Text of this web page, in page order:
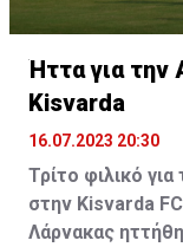
Ήττα για την
Kisvarda
16.07.2023 20:30
Τρίτο φιλικό
στην Kisvarda
Λάρνακας